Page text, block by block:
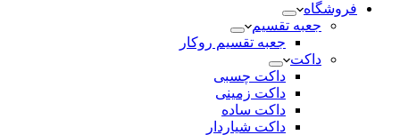
فروشگاه
جعبه تقسیم
جعبه تقسیم روکار
داکت
داکت چسبی
داکت زمینی
داکت ساده
داکت شیاردار